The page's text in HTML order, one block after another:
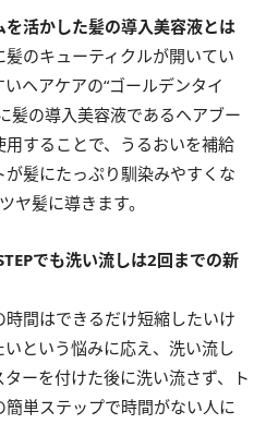
活かした髪の導入美容液とは
のキューティクルが開いてい
ヘアケアの“ゴールデンタイ
髪の導入美容液であるヘアブー
することで、うるおいを補給
髪にたっぷり馴染みやすくな
ヤ髪に導きます。
でも洗い流しは2回までの新
間はできるだけ短縮したいけ
という悩みに応え、洗い流し
ーを付けた後に洗い流さず、ト
単ステップで時間がない人に